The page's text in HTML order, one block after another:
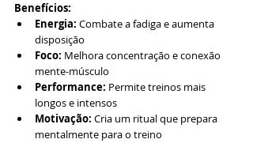
Benefícios:
Energia: Combate a fadiga e aumenta
disposição
Foco: Melhora concentração e conexão
mente-músculo
Performance: Permite treinos mais
longos e intensos
Motivação: Cria um ritual que prepara
mentalmente para o treino